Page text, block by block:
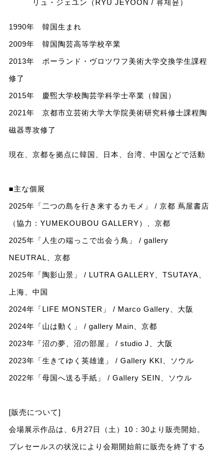
リュ・ジェユン（RYU JEYOON / 류제윤）
1990年 韓国生まれ
2009年 韓国陶芸高等学校卒業
2013年 ポーランド・ヴロツワフ美術大学交換学生課程
修了
2015年 慶煕大学校陶芸学科学士卒業（韓国）
2021年 京都市立芸術大学大学院美術研究科修士課程陶
磁器専攻修了
現在、京都を拠点に韓国、日本、台湾、中国などで活動
■主な個展
2025年「二つの島を行き来するカモメ」 / 京都 蔦屋書店
（協力：YUMEKOUBOU GALLERY）、京都
2025年「人生の端っこで出会う鳥」 / gallery
NEUTRAL、京都
2025年「陶影山景」 / LUTRA GALLERY、TSUTAYA、
上海、中国
2024年「LIFE MONSTER」 / Marco Gallery、大阪
2024年「山は動く」 / gallery Main、京都
2023年「沼の夢、沼の部屋」 / studio J、大阪
2023年「生きてゆく英雄達」 / Gallery KKI、ソウル
2022年「母国へ送る手紙」 / Gallery SEIN、ソウル
[販売について]
会場展示作品は、6月27日（土）10：30より販売開始。
プレセールスの状況により会期開始前に販売を終了する